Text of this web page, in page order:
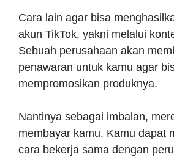
Cara lain agar bisa
akun TikTok, yakni melalui
Sebuah perusahaan akan
penawaran untuk kamu agar
mempromosikan produknya.
Nantinya sebagai imbalan,
membayar kamu. Kamu dapat
cara bekerja sama dengan